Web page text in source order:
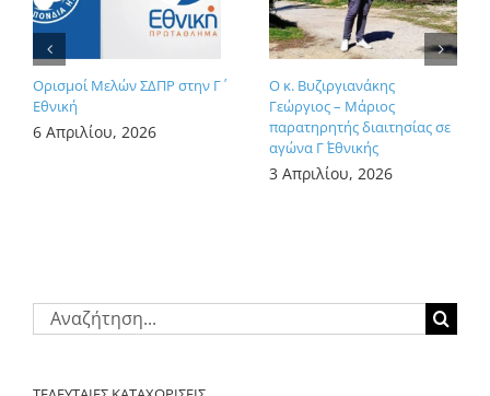
Ορισμοί Μελών ΣΔΠΡ στην Γ΄
Εθνική
6 Απριλίου, 2026
Ο κ. Βυζιργιανάκης
Γεώργιος – Μάριος
παρατηρητής διαιτησίας σε
αγώνα Γ΄ Εθνικής
3 Απριλίου, 2026
Αναζήτηση
για: